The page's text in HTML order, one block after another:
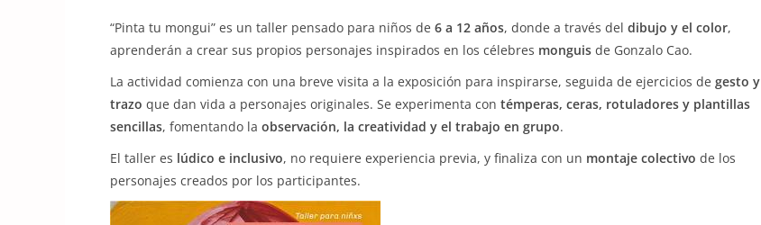
“Pinta tu mongui” es un taller pensado para niños de 6 a 12 años, donde a través del dibujo y el color,
aprenderán a crear sus propios personajes inspirados en los célebres monguis de Gonzalo Cao.
La actividad comienza con una breve visita a la exposición para inspirarse, seguida de ejercicios de gesto y
trazo que dan vida a personajes originales. Se experimenta con témperas, ceras, rotuladores y plantillas
sencillas, fomentando la observación, la creatividad y el trabajo en grupo.
El taller es lúdico e inclusivo, no requiere experiencia previa, y finaliza con un montaje colectivo de los
personajes creados por los participantes.